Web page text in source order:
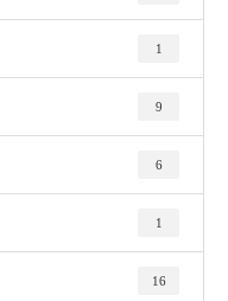
1
9
6
1
16